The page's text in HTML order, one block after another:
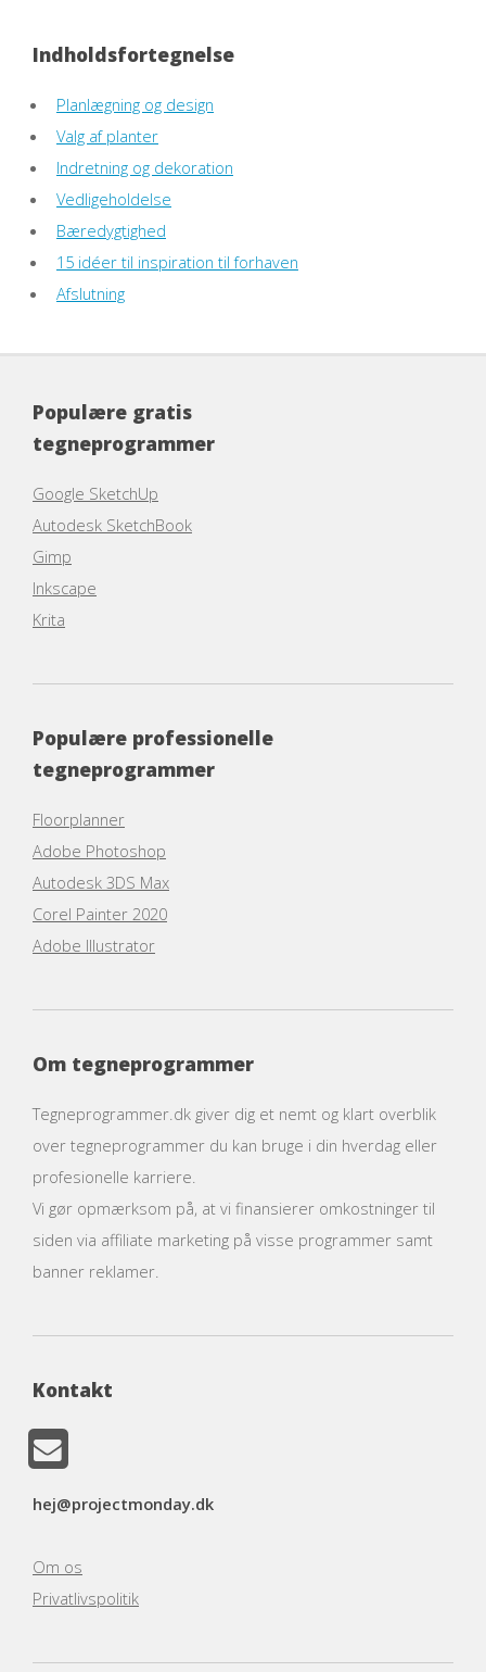
Indholdsfortegnelse
Planlægning og design
Valg af planter
Indretning og dekoration
Vedligeholdelse
Bæredygtighed
15 idéer til inspiration til forhaven
Afslutning
Populære gratis
tegneprogrammer
Google SketchUp
Autodesk SketchBook
Gimp
Inkscape
Krita
Populære professionelle
tegneprogrammer
Floorplanner
Adobe Photoshop
Autodesk 3DS Max
Corel Painter 2020
Adobe Illustrator
Om tegneprogrammer
Tegneprogrammer.dk giver dig et nemt og klart overblik
over tegneprogrammer du kan bruge i din hverdag eller
profesionelle karriere.
Vi gør opmærksom på, at vi finansierer omkostninger til
siden via affiliate marketing på visse programmer samt
banner reklamer.
Kontakt
hej@projectmonday.dk
Om os
Privatlivspolitik